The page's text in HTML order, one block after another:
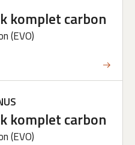
komplet carbon
(EVO)
komplet carbon
(EVO)